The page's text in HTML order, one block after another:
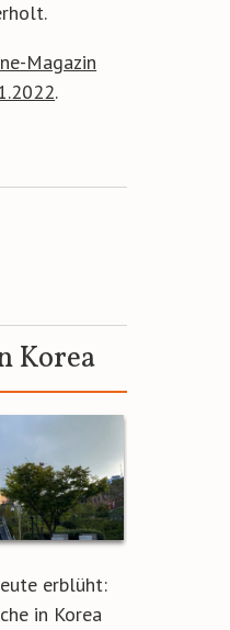
Magazin
.
Korea
erblüht:
in Korea